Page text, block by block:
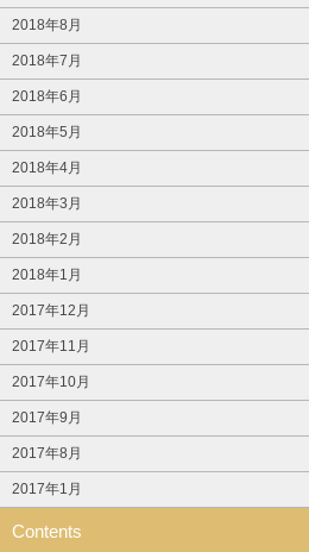
2018年8月
2018年7月
2018年6月
2018年5月
2018年4月
2018年3月
2018年2月
2018年1月
2017年12月
2017年11月
2017年10月
2017年9月
2017年8月
2017年1月
Contents